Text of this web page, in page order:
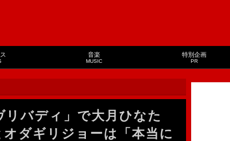
音楽
MUSIC
特別企画
PR
リバディ」で大月ひなた
ダギリジョーは「本当に